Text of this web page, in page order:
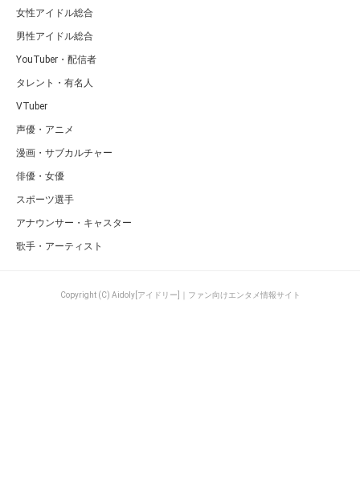
女性アイドル総合
男性アイドル総合
YouTuber・配信者
タレント・有名人
VTuber
声優・アニメ
漫画・サブカルチャー
俳優・女優
スポーツ選手
アナウンサー・キャスター
歌手・アーティスト
Copyright (C) Aidoly[アイドリー]｜ファン向けエンタメ情報サイト